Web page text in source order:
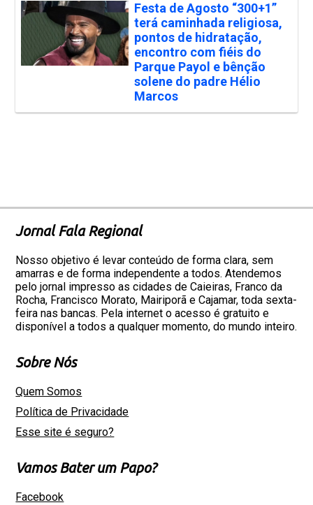
Festa de Agosto “300+1”
terá caminhada religiosa,
pontos de hidratação,
encontro com fiéis do
Parque Payol e bênção
solene do padre Hélio
Marcos
Jornal Fala Regional
Nosso objetivo é levar conteúdo de forma clara, sem
amarras e de forma independente a todos. Atendemos
pelo jornal impresso as cidades de Caieiras, Franco da
Rocha, Francisco Morato, Mairiporã e Cajamar, toda sexta-
feira nas bancas. Pela internet o acesso é gratuito e
disponível a todos a qualquer momento, do mundo inteiro.
Sobre Nós
Quem Somos
Política de Privacidade
Esse site é seguro?
Vamos Bater um Papo?
Facebook